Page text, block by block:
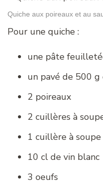
Quiche aux poireaux et au
Pour une quiche :
une pâte
un pavé de 500 g
2 poireaux
2 cuillères à
1 cuillère à soupe
10 cl de vin blanc
3 oeufs